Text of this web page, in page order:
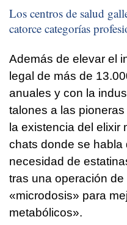
Los centros de salud
catorce categorías
Además de elevar el
legal de más de
anuales y con la
talones a las
la existencia del elixir
chats donde se habla
necesidad de
tras una operación
«microdosis» para
metabólicos».